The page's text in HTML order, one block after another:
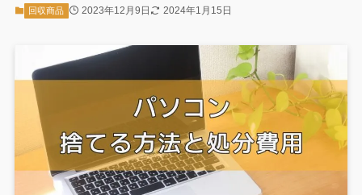
回収商品 2023年12月9日 2024年1月15日